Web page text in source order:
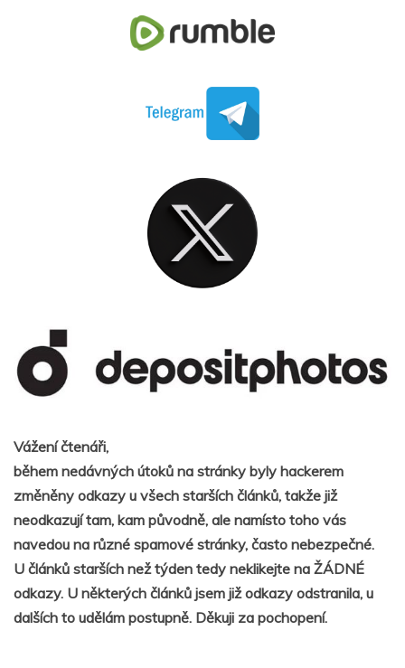
Vážení čtenáři,
během nedávných útoků na stránky byly hackerem
změněny odkazy u všech starších článků, takže již
neodkazují tam, kam původně, ale namísto toho vás
navedou na různé spamové stránky, často nebezpečné.
U článků starších než týden tedy neklikejte na ŽÁDNÉ
odkazy. U některých článků jsem již odkazy odstranila, u
dalších to udělám postupně. Děkuji za pochopení.